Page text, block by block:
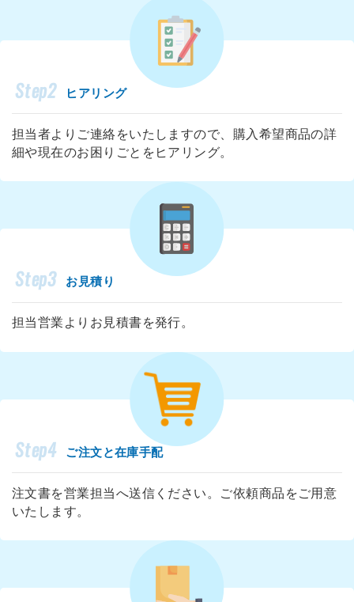
Step2 ヒアリング
担当者よりご連絡をいたしますので、購入希望商品の詳
細や現在のお困りごとをヒアリング。
Step3 お見積り
担当営業よりお見積書を発行。
Step4 ご注文と在庫手配
注文書を営業担当へ送信ください。ご依頼商品をご用意
いたします。